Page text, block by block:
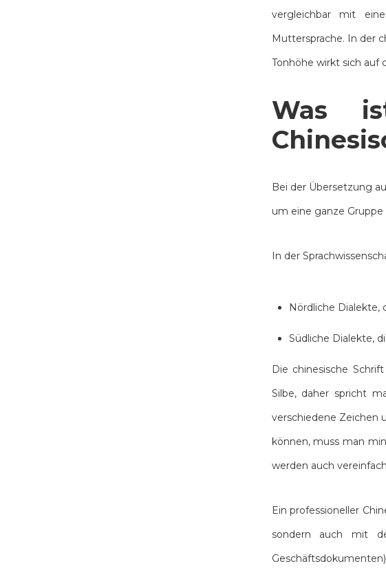
vergleichbar mit
Muttersprache. In der
Tonhöhe wirkt sich auf
Was
Bei der Übersetzung
um eine ganze
In der
Nördliche Dialekte,
Südliche Dialekte,
Die chinesische
Silbe, daher spricht
verschiedene Zeichen
können, muss man
werden auch
Ein professioneller
sondern auch mit